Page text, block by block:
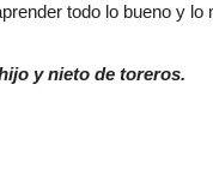
todo lo bueno y lo
y nieto de toreros.